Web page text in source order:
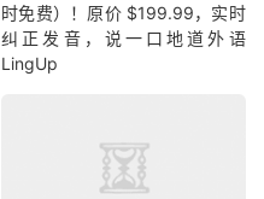
时免费）！原价 $199.99，实时
纠正发音，说一口地道外语
LingUp